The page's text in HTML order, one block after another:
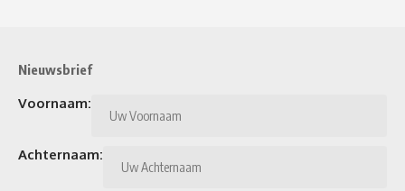
Nieuwsbrief
Voornaam:
Achternaam: